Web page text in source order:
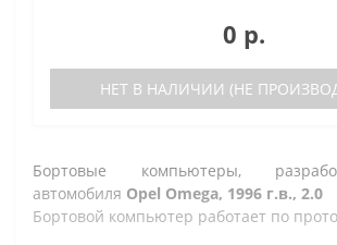
0 р.
НЕТ В НАЛИЧИИ (НЕ
Бортовые компьютеры,
автомобиля Opel Omega, 1996 г.в., 2.0
Бортовой компьютер работает по